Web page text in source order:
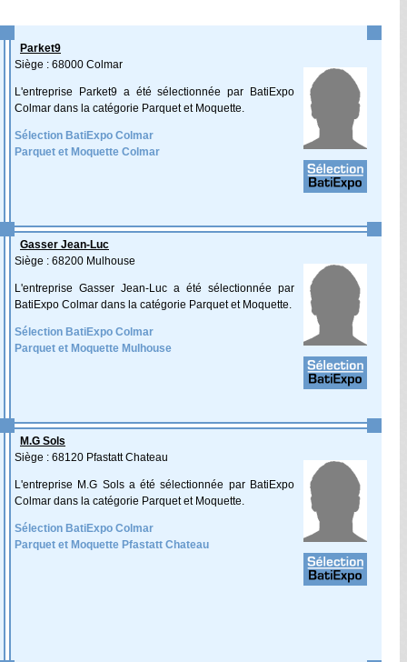
Parket9
Siège : 68000 Colmar
L'entreprise Parket9 a été sélectionnée par BatiExpo
Colmar dans la catégorie Parquet et Moquette.
Sélection BatiExpo Colmar
Parquet et Moquette Colmar
Gasser Jean-Luc
Siège : 68200 Mulhouse
L'entreprise Gasser Jean-Luc a été sélectionnée par
BatiExpo Colmar dans la catégorie Parquet et Moquette.
Sélection BatiExpo Colmar
Parquet et Moquette Mulhouse
M.G Sols
Siège : 68120 Pfastatt Chateau
L'entreprise M.G Sols a été sélectionnée par BatiExpo
Colmar dans la catégorie Parquet et Moquette.
Sélection BatiExpo Colmar
Parquet et Moquette Pfastatt Chateau